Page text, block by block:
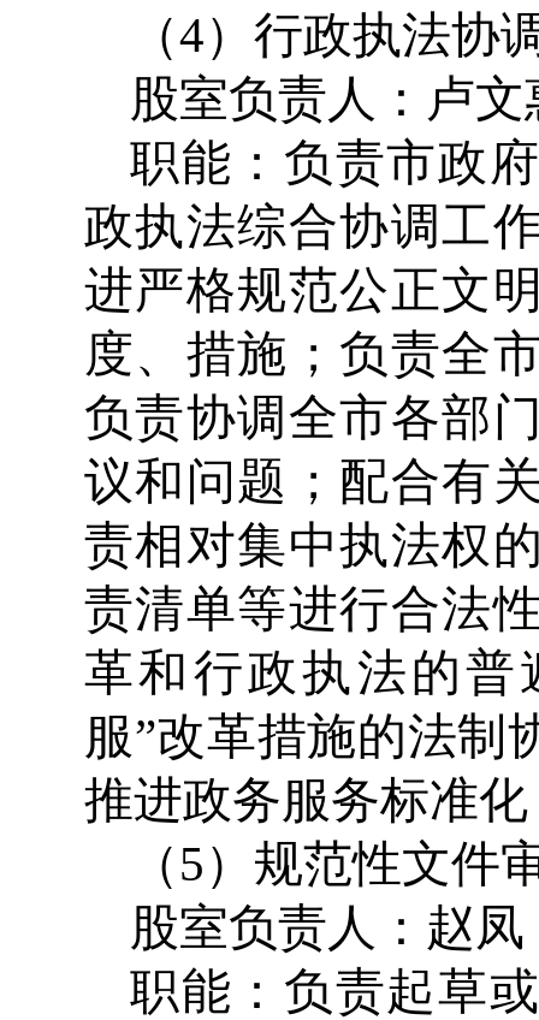
（4）行政执法协
股室负责人：卢
职能：负责市政
政执法综合协调工
进严格规范公正文
度、措施；负责全
负责协调全市各部
议和问题；配合有
责相对集中执法权
责清单等进行合法
革和行政执法的普
服”改革措施的法制
推进政务服务标准
（5）规范性文件
股室负责人：赵
职能：负责起草